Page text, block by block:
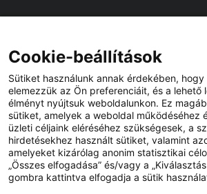
Viszonteladót keres az Ön közelében? Nem
YouTube Facebook
Cookie-beállítások
Sütiket használunk annak érdekében,
elemezzük az Ön preferenciáit, és a lehető
élményt nyújtsuk weboldalunkon. Ez
sütiket, amelyek a weboldal működéséhez
üzleti céljaink eléréséhez szükségesek, a
hirdetésekhez használt sütiket, valamint
amelyeket kizárólag anonim statisztikai
„Összes elfogadása” és/vagy a
gombra kattintva elfogadja a sütik